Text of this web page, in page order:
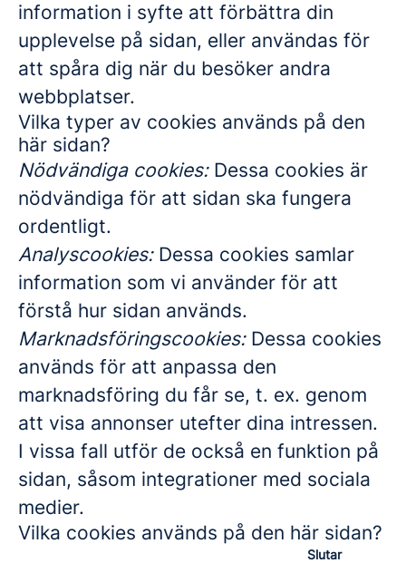
information i syfte att förbättra din
upplevelse på sidan, eller användas för
att spåra dig när du besöker andra
webbplatser.
Vilka typer av cookies används på den
här sidan?
Nödvändiga cookies:Dessa cookies är
nödvändiga för att sidan ska fungera
ordentligt.
Analyscookies:Dessa cookies samlar
information som vi använder för att
förstå hur sidan används.
Marknadsföringscookies:Dessa cookies
används för att anpassa den
marknadsföring du får se, t. ex. genom
att visa annonser utefter dina intressen.
I vissa fall utför de också en funktion på
sidan, såsom integrationer med sociala
medier.
Vilka cookies används på den här sidan?
Slutar